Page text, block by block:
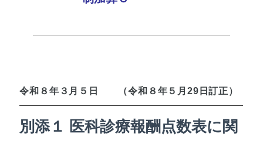
令和８年３月５日 （令和８年５月29日訂正）
別添１ 医科診療報酬点数表に関